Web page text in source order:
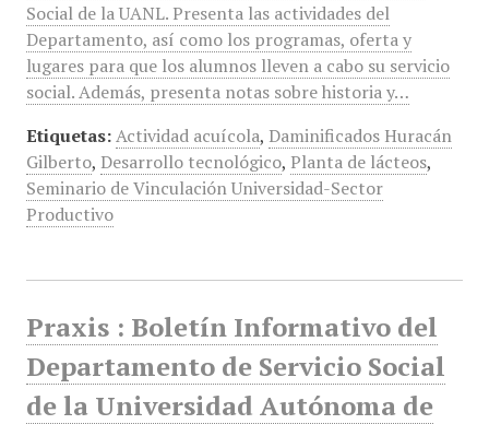
Social de la UANL. Presenta las actividades del
Departamento, así como los programas, oferta y
lugares para que los alumnos lleven a cabo su servicio
social. Además, presenta notas sobre historia y…
Etiquetas: Actividad acuícola, Daminificados Huracán
Gilberto, Desarrollo tecnológico, Planta de lácteos,
Seminario de Vinculación Universidad-Sector
Productivo
Praxis : Boletín Informativo del
Departamento de Servicio Social
de la Universidad Autónoma de